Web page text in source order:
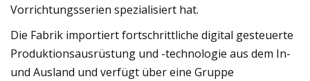
Vorrichtungsserien spezialisiert hat.
Die Fabrik importiert fortschrittliche digital gesteuerte
Produktionsausrüstung und -technologie aus dem In-
und Ausland und verfügt über eine Gruppe